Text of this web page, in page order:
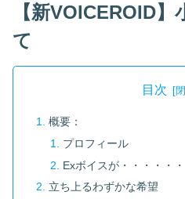
【新VOICEROID
て
目次
概要：
プロフィール
Exボイスが・・・・・・
立ち上るわずかな希望